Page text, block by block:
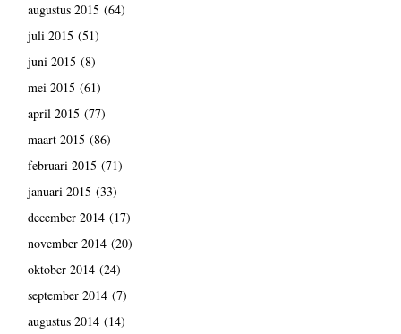
augustus 2015 (64)
juli 2015 (51)
juni 2015 (8)
mei 2015 (61)
april 2015 (77)
maart 2015 (86)
februari 2015 (71)
januari 2015 (33)
december 2014(17)
november 2014(20)
oktober 2014(24)
september 2014(7)
augustus 2014(14)